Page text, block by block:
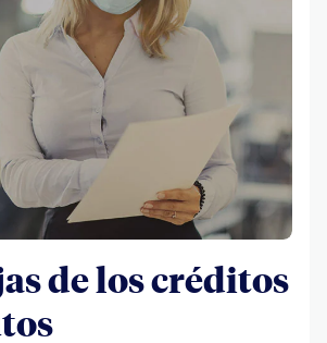
de los créditos